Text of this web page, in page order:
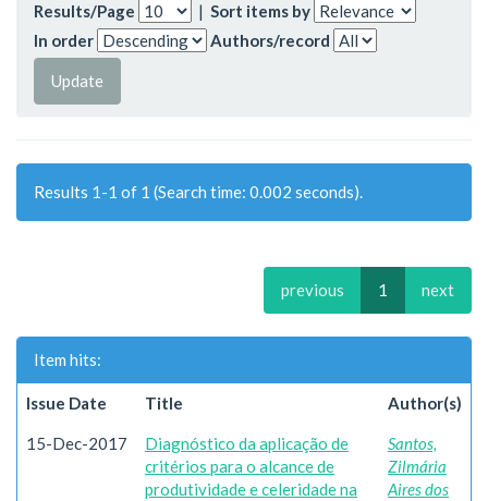
Results/Page | Sort items by
In order
Authors/record
Results 1-1 of 1 (Search time: 0.002 seconds).
previous 1 next
Item hits:
Issue Date Title Author(s)
15-Dec-2017
Diagnóstico da aplicação de
critérios para o alcance de
produtividade e celeridade na
Santos,
Zilmária
Aires dos